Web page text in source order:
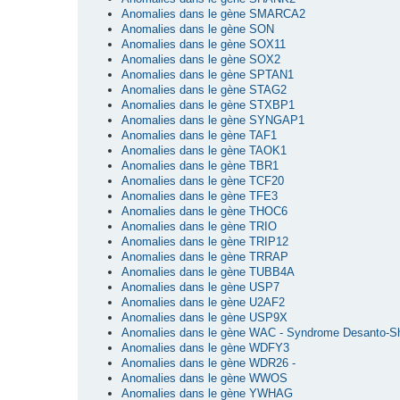
Anomalies dans le gène SMARCA2
Anomalies dans le gène SON
Anomalies dans le gène SOX11
Anomalies dans le gène SOX2
Anomalies dans le gène SPTAN1
Anomalies dans le gène STAG2
Anomalies dans le gène STXBP1
Anomalies dans le gène SYNGAP1
Anomalies dans le gène TAF1
Anomalies dans le gène TAOK1
Anomalies dans le gène TBR1
Anomalies dans le gène TCF20
Anomalies dans le gène TFE3
Anomalies dans le gène THOC6
Anomalies dans le gène TRIO
Anomalies dans le gène TRIP12
Anomalies dans le gène TRRAP
Anomalies dans le gène TUBB4A
Anomalies dans le gène USP7
Anomalies dans le gène U2AF2
Anomalies dans le gène USP9X
Anomalies dans le gène WAC - Syndrome Desanto-
Anomalies dans le gène WDFY3
Anomalies dans le gène WDR26 -
Anomalies dans le gène WWOS
Anomalies dans le gène YWHAG